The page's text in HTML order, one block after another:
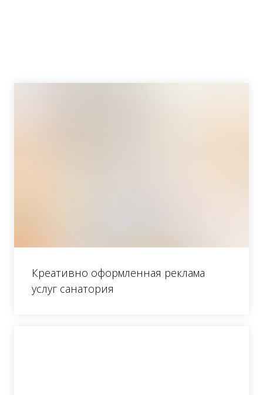
Креативно оформленная реклама
услуг санатория